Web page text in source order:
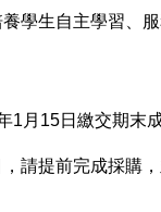
學生自主學習、
月15日繳交期末成
請提前完成採購